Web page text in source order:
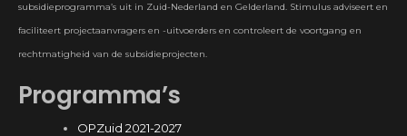
subsidieprogramma’s uit in Zuid-Nederland en Gelderland. Stimulus adviseert en
faciliteert projectaanvragers en -uitvoerders en controleert de voortgang en
rechtmatigheid van de subsidieprojecten.
Programma’s
OPZuid 2021-2027